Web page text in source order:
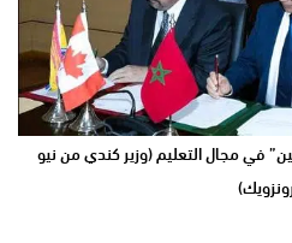
في مجال التعليم (وزير كندي من نيو